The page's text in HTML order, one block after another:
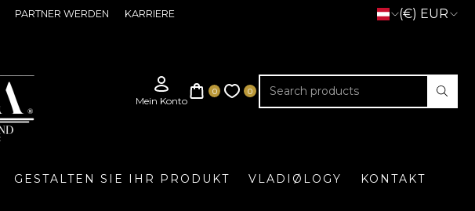
PARTNER WERDEN KARRIERE (€) EUR
GESTALTEN SIE IHR PRODUKT VLADIØLOGY KONTAKT